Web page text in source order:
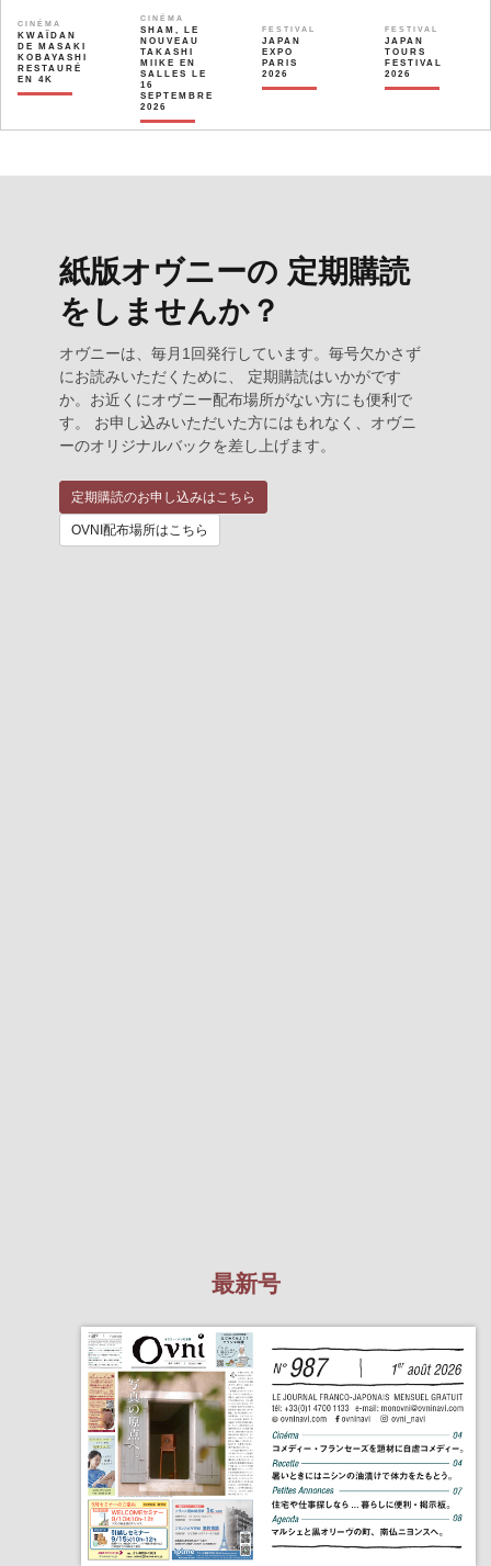
CINÉMA
KWAÏDAN
DE MASAKI
KOBAYASHI
RESTAURÉ
EN 4K
CINÉMA
SHAM, LE
NOUVEAU
TAKASHI
MIIKE EN
SALLES LE
16
SEPTEMBRE
2026
FESTIVAL
JAPAN
EXPO
PARIS
2026
FESTIVAL
JAPAN
TOURS
FESTIVAL
2026
紙版オヴニーの 定期購読
をしませんか？
オヴニーは、毎月1回発行しています。毎号欠かさず
にお読みいただくために、 定期購読はいかがです
か。お近くにオヴニー配布場所がない方にも便利で
す。 お申し込みいただいた方にはもれなく、オヴニ
ーのオリジナルバックを差し上げます。
定期購読のお申し込みはこちら
OVNI配布場所はこちら
最新号